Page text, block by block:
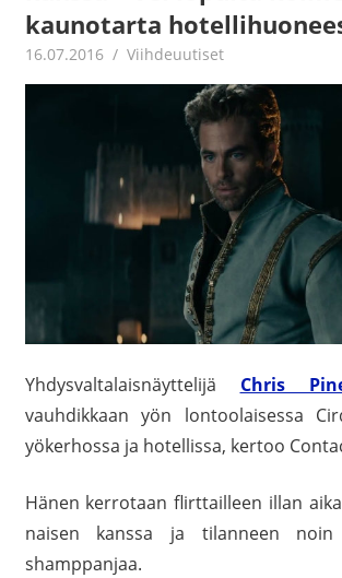
kaunotarta
16.07.2016 Jouni Hirn
Viihdeuutiset
Yhdysvaltalaisnäyttelijä Chris
vauhdikkaan yön lontoolaisessa
yökerhossa ja hotellissa, kertoo
Hänen kerrotaan flirttailleen illan
naisen kanssa ja tilanneen
shamppanjaa.